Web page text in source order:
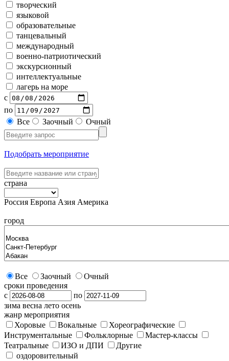
творческий
языковой
образовательные
танцевальный
международный
военно-патриотический
экскурсионный
интеллектуальные
лагерь на море
с
по
Все
Заочный Очный
Подобрать мероприятие
страна
Россия Европа Азия Америка
город
Все Заочный
Очный
сроки проведения
с
по
зима весна лето осень
жанр мероприятия
Хоровые
Вокальные
Хореографические
Инструментальные
Фольклорные
Мастер-классы
Театральные
ИЗО и ДПИ
Другие
оздоровительный